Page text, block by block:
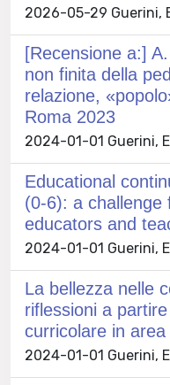
2026-05-29 Guerini,
[Recensione a:]
non finita della
relazione,
Roma 2023
2024-01-01 Guerini,
Educational
(0-6): a challenge
educators and
2024-01-01 Guerini,
La bellezza nelle
riflessioni a
curricolare in
2024-01-01 Guerini,